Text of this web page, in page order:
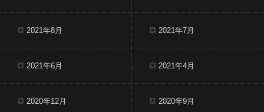
2021年8月 2021年7月
2021年6月 2021年4月
2020年12月 2020年9月